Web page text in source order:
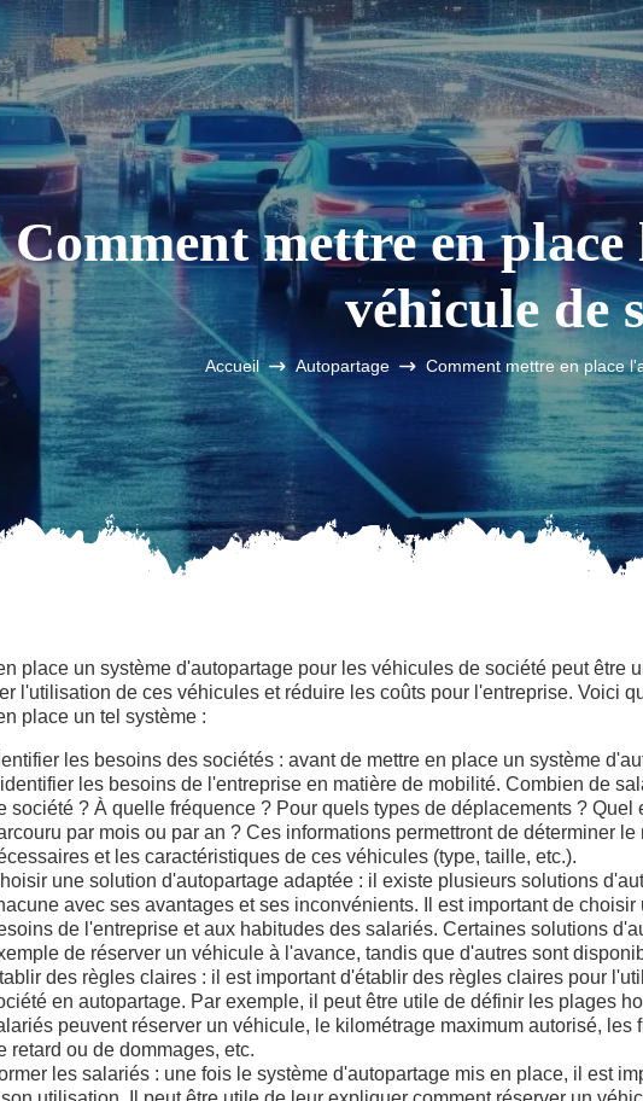
Comment mettre en
véhicule de
Accueil Autopartage Comment mettre en place
place un système d'autopartage pour les véhicules de société peut être
l'utilisation de ces véhicules et réduire les coûts pour l'entreprise. Voici
place un tel système :
les besoins des sociétés : avant de mettre en place un système
les besoins de l'entreprise en matière de mobilité. Combien de
société ? À quelle fréquence ? Pour quels types de déplacements ? Quel
par mois ou par an ? Ces informations permettront de déterminer
et les caractéristiques de ces véhicules (type, taille, etc.).
une solution d'autopartage adaptée : il existe plusieurs solutions
avec ses avantages et ses inconvénients. Il est important de
de l'entreprise et aux habitudes des salariés. Certaines solutions
de réserver un véhicule à l'avance, tandis que d'autres sont
des règles claires : il est important d'établir des règles claires pour
en autopartage. Par exemple, il peut être utile de définir les plages
peuvent réserver un véhicule, le kilométrage maximum autorisé, les
retard ou de dommages, etc.
les salariés : une fois le système d'autopartage mis en place, il est